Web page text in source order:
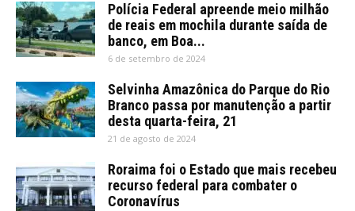
Polícia Federal apreende meio milhão
de reais em mochila durante saída de
banco, em Boa...
6 de setembro de 2024
Selvinha Amazônica do Parque do Rio
Branco passa por manutenção a partir
desta quarta-feira, 21
21 de agosto de 2024
Roraima foi o Estado que mais recebeu
recurso federal para combater o
Coronavírus